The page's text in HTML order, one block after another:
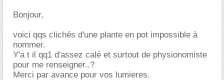
Bonjour,
voici qqs clichés d'une plante en pot impossible à
nommer.
Y'a t il qq1 d'assez calé et surtout de physionomiste
pour me renseigner..?
Merci par avance pour vos lumieres.